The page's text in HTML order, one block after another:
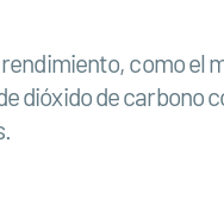
como el
dióxido de carbono